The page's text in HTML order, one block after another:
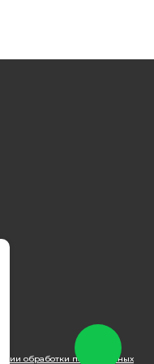
обработки персональных